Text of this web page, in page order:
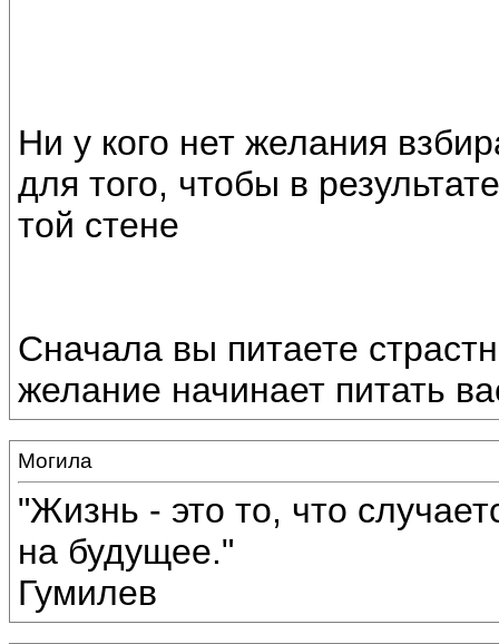
Ни у кого нет желания
для того, чтобы в
той стене
Сначала вы питаете
желание начинает питать
Могила
"Жизнь - это то, что
на будущее."
Гумилев